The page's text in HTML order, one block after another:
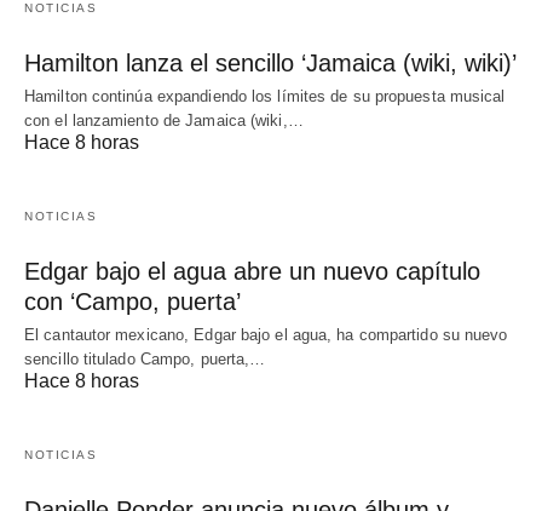
NOTICIAS
Hamilton lanza el sencillo ‘Jamaica (wiki, wiki)’
Hamilton continúa expandiendo los límites de su propuesta musical
con el lanzamiento de Jamaica (wiki,…
Hace 8 horas
NOTICIAS
Edgar bajo el agua abre un nuevo capítulo
con ‘Campo, puerta’
El cantautor mexicano, Edgar bajo el agua, ha compartido su nuevo
sencillo titulado Campo, puerta,…
Hace 8 horas
NOTICIAS